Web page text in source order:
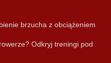
brzucha z obciążeniem
Odkryj treningi pod